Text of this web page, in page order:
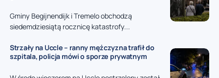
Gminy Begijnendijk i Tremelo obchodzą
siedemdziesiątą rocznicę katastrofy...
Strzały na Uccle – ranny mężczyzna trafił do
szpitala, policja mówi o sporze prywatnym